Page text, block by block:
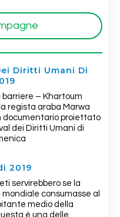
Diritti Umani Di
barriere – Khartoum
regista araba Marwa
documentario proiettato
dei Diritti Umani di
2019
servirebbero se la
consumasse al
medio della
è una delle